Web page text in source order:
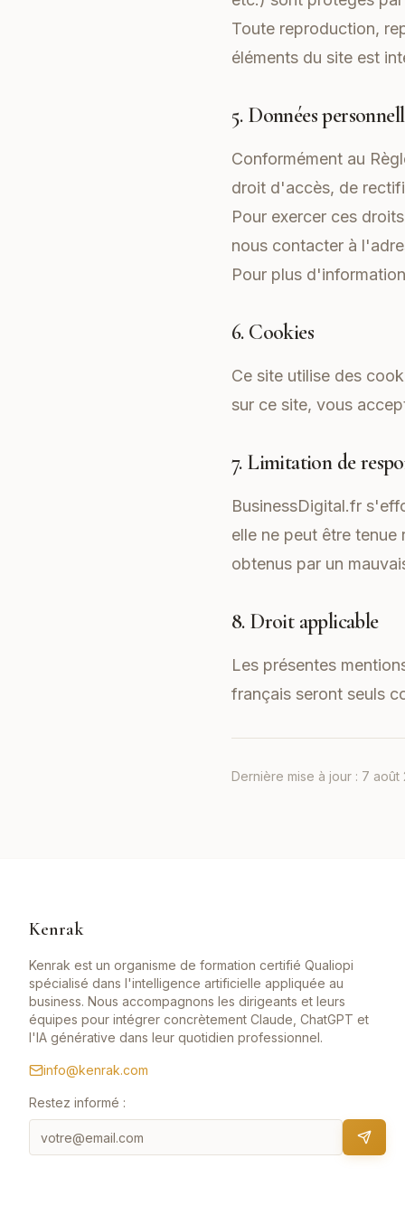
Toute reproduction,
éléments du site est
5. Données
Conformément au
droit d'accès, de
Pour exercer ces
nous contacter à
Pour plus
6. Cookies
Ce site utilise des
sur ce site, vous
7. Limitation de
BusinessDigital.fr
elle ne peut être
obtenus par un
8. Droit applicable
Les présentes
français seront seuls
Dernière mise à jour : 7 août
Kenrak
Kenrak est un organisme de formation certifié Qualiopi
spécialisé dans l'intelligence artificielle appliquée au
business. Nous accompagnons les dirigeants et leurs
équipes pour intégrer concrètement Claude, ChatGPT et
l'IA générative dans leur quotidien professionnel.
info@kenrak.com
Restez informé :